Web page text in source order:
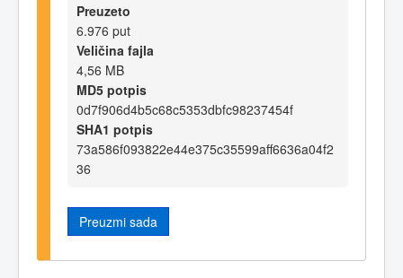
Preuzeto
6.976 put
Veličina fajla
4,56 MB
MD5 potpis
0d7f906d4b5c68c5353dbfc98237454f
SHA1 potpis
73a586f093822e44e375c35599aff6636a04f2
36
Preuzmi sada